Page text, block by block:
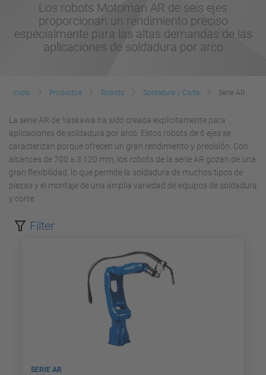
Los robots Motoman AR de seis ejes
proporcionan un rendimiento preciso
especialmente para las altas demandas de las
aplicaciones de soldadura por arco
Inicio Productos Robots Soldadura y Corte Serie AR
La serie AR de Yaskawa ha sido creada explícitamente para
aplicaciones de soldadura por arco. Estos robots de 6 ejes se
caracterizan porque ofrecen un gran rendimiento y precisión. Con
alcances de 700 a 3.120 mm, los robots de la serie AR gozan de una
gran flexibilidad, lo que permite la soldadura de muchos tipos de
piezas y el montaje de una amplia variedad de equipos de soldadura
y corte.
Filter
SERIE AR